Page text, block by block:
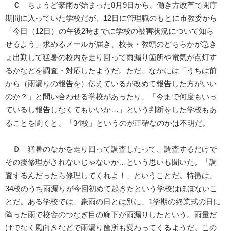
Ｃ
ちょうど豪雨が始まった8月9日から、働き方改革で閉庁
期間に入っていた学校だが、12日に管理職のもとに市教委から
「今日（12日）の午後2時までに学校の被害状況について知ら
せるよう」求めるメールが届き、校長・教頭のどちらかが急き
ょ出勤して猛暑の校内を走り回って雨漏り箇所や電気が点灯す
るかなどを調査・対応したようだ。ただ、なかには「うちは前
から（雨漏りの報告を）伝えているが改めて報告した方がいい
のか？」と問い合わせる学校があったり、「今まで何度もいっ
ているし報告しなくてもいいか…」という判断をした学校もあ
ることを聞くと、「34校」というのが正確なのかは不明だ。
Ｄ
猛暑のなかを走り回って調査したって、調査するだけで
その後修理がされないじゃないか…という思いも聞いた。「調
査するんだったら修理してくれよ！」ということだ。特徴は、
34校のうち雨漏りが今回初めて起きたという学校はほぼないこ
とだ。ある学校では、豪雨の日とは別に、1学期の終業式の日に
降った雨で校舎のつなぎ目の廊下が雨漏りしたという。雨量だ
けでなく風向きなどで雨漏り箇所も変わってくるようだ。この